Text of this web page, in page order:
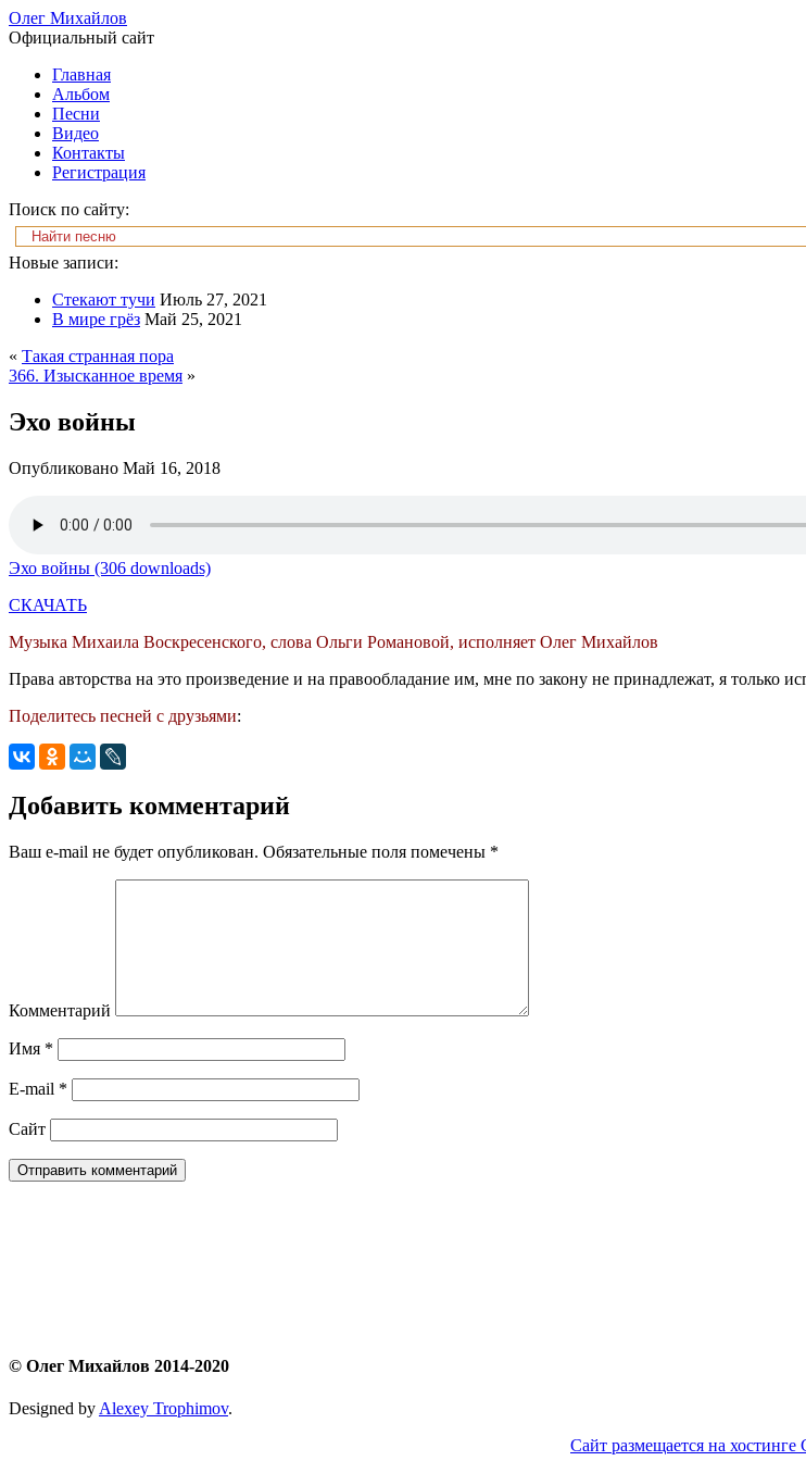
Олег Михайлов
Официальный сайт
Главная
Альбом
Песни
Видео
Контакты
Регистрация
Поиск по сайту:
Новые записи:
Стекают тучи Июль 27, 2021
В мире грёз Май 25, 2021
« Такая странная пора
366. Изысканное время »
Эхо войны
Опубликовано Май 16, 2018
Эхо войны (306 downloads)
СКАЧАТЬ
Музыка Михаила Воскресенского, слова Ольги Романовой, исполняет Олег Михайлов
Права авторства на это произведение и на правообладание им, мне по закону не принадлежат, я только
Поделитесь песней с друзьями:
Добавить комментарий
Ваш e-mail не будет опубликован. Обязательные поля помечены *
Комментарий
Имя *
E-mail *
Сайт
© Олег Михайлов 2014-2020
Designed by Alexey Trophimov.
Сайт размещается на хостинге